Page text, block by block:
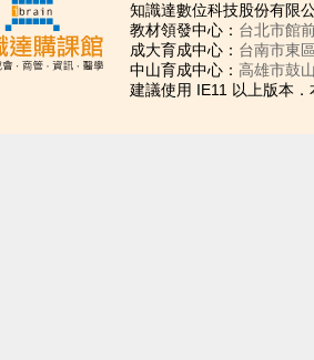
知識達數位科技股份有
教材領發中心： 台北市館
成大育成中心： 台南市東
中山育成中心： 高雄市鼓
建議使用 IE11 以上版本